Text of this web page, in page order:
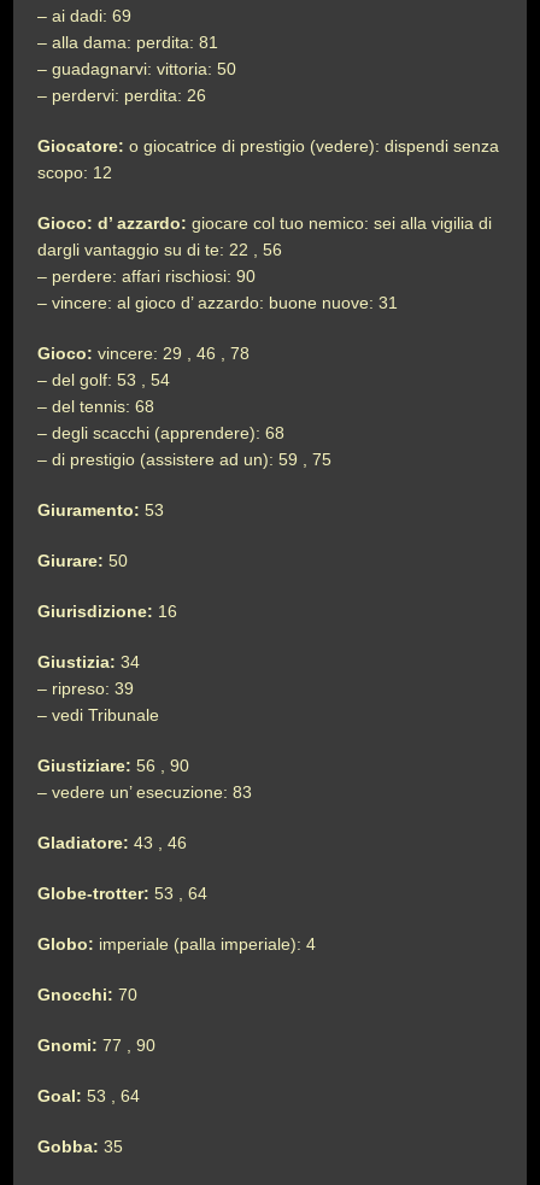
– ai dadi: 69
– alla dama: perdita: 81
– guadagnarvi: vittoria: 50
– perdervi: perdita: 26
Giocatore: o giocatrice di prestigio (vedere): dispendi senza
scopo: 12
Gioco: d’ azzardo: giocare col tuo nemico: sei alla vigilia di
dargli vantaggio su di te: 22 , 56
– perdere: affari rischiosi: 90
– vincere: al gioco d’ azzardo: buone nuove: 31
Gioco: vincere: 29 , 46 , 78
– del golf: 53 , 54
– del tennis: 68
– degli scacchi (apprendere): 68
– di prestigio (assistere ad un): 59 , 75
Giuramento: 53
Giurare: 50
Giurisdizione: 16
Giustizia: 34
– ripreso: 39
– vedi Tribunale
Giustiziare: 56 , 90
– vedere un’ esecuzione: 83
Gladiatore: 43 , 46
Globe-trotter: 53 , 64
Globo: imperiale (palla imperiale): 4
Gnocchi: 70
Gnomi: 77 , 90
Goal: 53 , 64
Gobba: 35